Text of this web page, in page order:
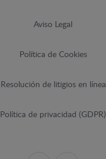
Aviso Legal
Política de Cookies
Resolución de litigios en línea
Política de privacidad (GDPR)